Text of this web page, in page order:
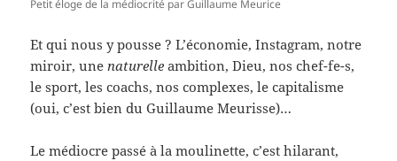
Petit éloge de la médiocrité par Guillaume Meurice
Et qui nous y pousse ? L’économie, Instagram, notre
miroir, une naturelle ambition, Dieu, nos chef-fe-s,
le sport, les coachs, nos complexes, le capitalisme
(oui, c’est bien du Guillaume Meurisse)…
Le médiocre passé à la moulinette, c’est hilarant,